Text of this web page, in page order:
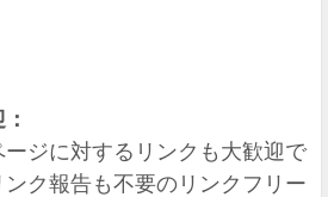
ジに対するリンクも大歓迎で
ク報告も不要のリンクフリー